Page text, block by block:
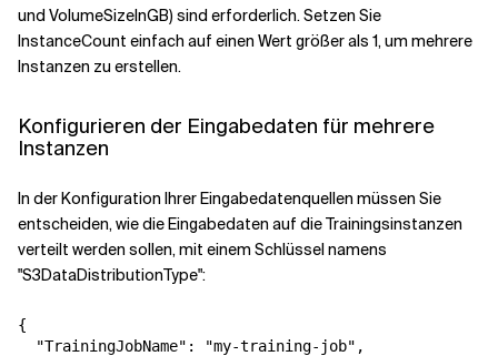
und VolumeSizeInGB) sind erforderlich. Setzen Sie
InstanceCount einfach auf einen Wert größer als 1, um mehrere
Instanzen zu erstellen.
Konfigurieren der Eingabedaten für mehrere
Instanzen
In der Konfiguration Ihrer Eingabedatenquellen müssen Sie
entscheiden, wie die Eingabedaten auf die Trainingsinstanzen
verteilt werden sollen, mit einem Schlüssel namens
"S3DataDistributionType":
{
  "TrainingJobName": "my-training-job",